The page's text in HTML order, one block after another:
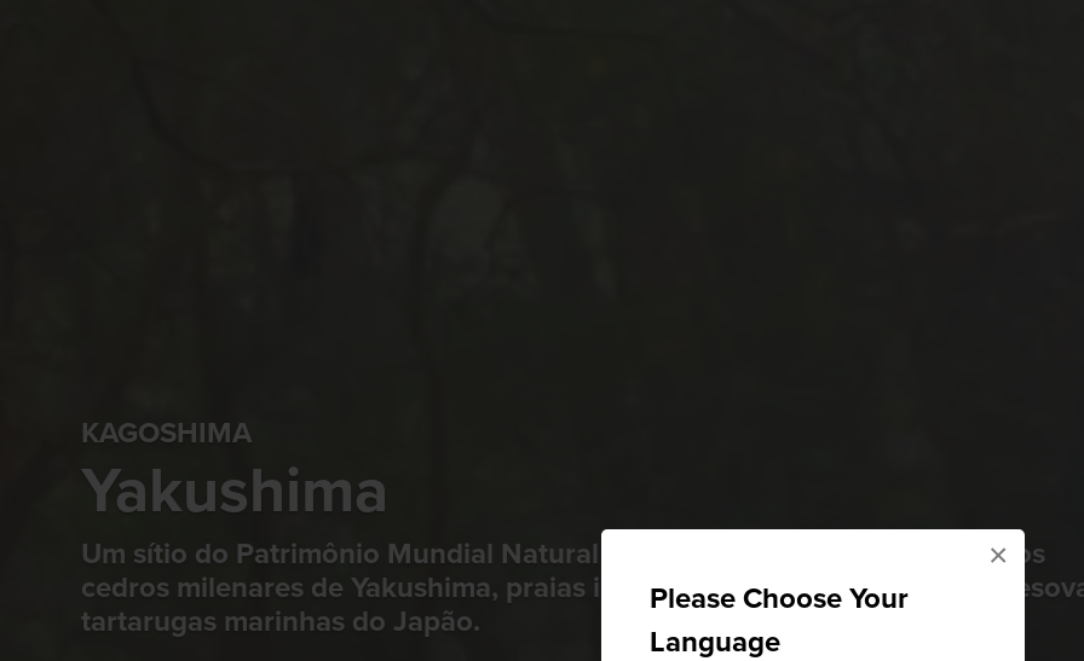
Please Choose Your
Language
×
KAGOSHIMA
Yakushima
Um sítio do Patrimônio Mundial Natural da UNESCO, Yakushima abriga os
cedros milenares de Yakushima, praias imaculadas e a melhor área de
tartarugas marinhas do Japão.